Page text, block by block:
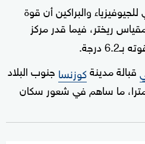
والبراكين أن قوة
مقياس ريختر، فيما قدر مركز
درجة.
قبالة مدينةكوزنسا جنوب البلاد
يقارب 250 كيلومترا، ما ساهم في شعور سكان